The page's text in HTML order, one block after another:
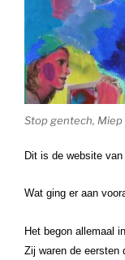
Stop gentech, Miep
Dit is de website
Wat ging er aan
Het begon allemaal
Zij waren de eersten